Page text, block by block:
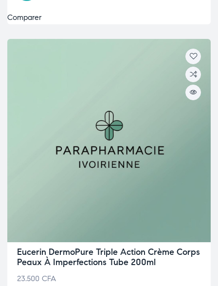
Comparer
Eucerin DermoPure Triple Action Crème Corps
Peaux À Imperfections Tube 200ml
23.500 CFA